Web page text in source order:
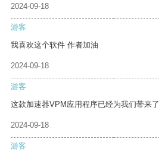
2024-09-18
游客
我喜欢这个软件 作者加油
2024-09-18
游客
这款加速器VPM应用程序已经为我们带来
2024-09-18
游客